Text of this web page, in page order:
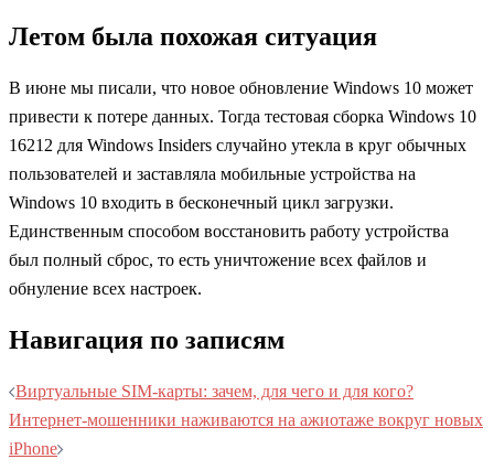
Летом была похожая ситуация
В июне мы писали, что новое обновление Windows 10 может
привести к потере данных. Тогда тестовая сборка Windows 10
16212 для Windows Insiders случайно утекла в круг обычных
пользователей и заставляла мобильные устройства на
Windows 10 входить в бесконечный цикл загрузки.
Единственным способом восстановить работу устройства
был полный сброс, то есть уничтожение всех файлов и
обнуление всех настроек.
Навигация по записям
Виртуальные SIM-карты: зачем, для чего и для кого?
Интернет-мошенники наживаются на ажиотаже вокруг новых
iPhone